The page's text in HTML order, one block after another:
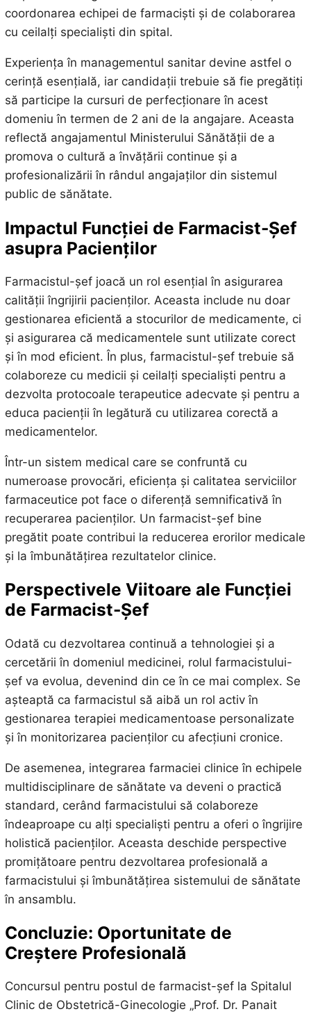
coordonarea echipei de farmaciști și de colaborarea
cu ceilalți specialiști din spital.
Experiența în managementul sanitar devine astfel o
cerință esențială, iar candidații trebuie să fie pregătiți
să participe la cursuri de perfecționare în acest
domeniu în termen de 2 ani de la angajare. Aceasta
reflectă angajamentul Ministerului Sănătății de a
promova o cultură a învățării continue și a
profesionalizării în rândul angajaților din sistemul
public de sănătate.
Impactul Funcției de Farmacist-Șef
asupra Pacienților
Farmacistul-șef joacă un rol esențial în asigurarea
calității îngrijirii pacienților. Aceasta include nu doar
gestionarea eficientă a stocurilor de medicamente, ci
și asigurarea că medicamentele sunt utilizate corect
și în mod eficient. În plus, farmacistul-șef trebuie să
colaboreze cu medicii și ceilalți specialiști pentru a
dezvolta protocoale terapeutice adecvate și pentru a
educa pacienții în legătură cu utilizarea corectă a
medicamentelor.
Într-un sistem medical care se confruntă cu
numeroase provocări, eficiența și calitatea serviciilor
farmaceutice pot face o diferență semnificativă în
recuperarea pacienților. Un farmacist-șef bine
pregătit poate contribui la reducerea erorilor medicale
și la îmbunătățirea rezultatelor clinice.
Perspectivele Viitoare ale Funcției
de Farmacist-Șef
Odată cu dezvoltarea continuă a tehnologiei și a
cercetării în domeniul medicinei, rolul farmacistului-
șef va evolua, devenind din ce în ce mai complex. Se
așteaptă ca farmacistul să aibă un rol activ în
gestionarea terapiei medicamentoase personalizate
și în monitorizarea pacienților cu afecțiuni cronice.
De asemenea, integrarea farmaciei clinice în echipele
multidisciplinare de sănătate va deveni o practică
standard, cerând farmacistului să colaboreze
îndeaproape cu alți specialiști pentru a oferi o îngrijire
holistică pacienților. Aceasta deschide perspective
promițătoare pentru dezvoltarea profesională a
farmacistului și îmbunătățirea sistemului de sănătate
în ansamblu.
Concluzie: Oportunitate de
Creștere Profesională
Concursul pentru postul de farmacist-șef la Spitalul
Clinic de Obstetrică-Ginecologie „Prof. Dr. Panait